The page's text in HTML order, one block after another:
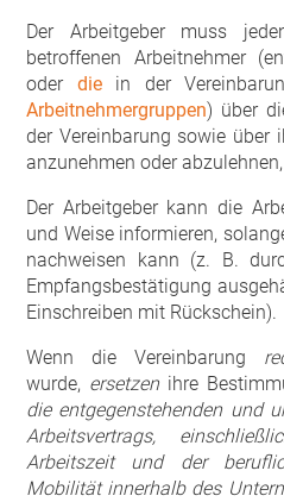
Der Arbeitgeber muss
betroffenen Arbeitnehmer
oder die in der
Arbeitnehmergruppen) über
der Vereinbarung sowie über
anzunehmen oder
Der Arbeitgeber kann die
und Weise informieren,
nachweisen kann (z. B.
Empfangsbestätigung
Einschreiben mit Rückschein).
Wenn die Vereinbarung
wurde, ersetzen ihre
die entgegenstehenden und
Arbeitsvertrags,
Arbeitszeit und der
Mobilität innerhalb des